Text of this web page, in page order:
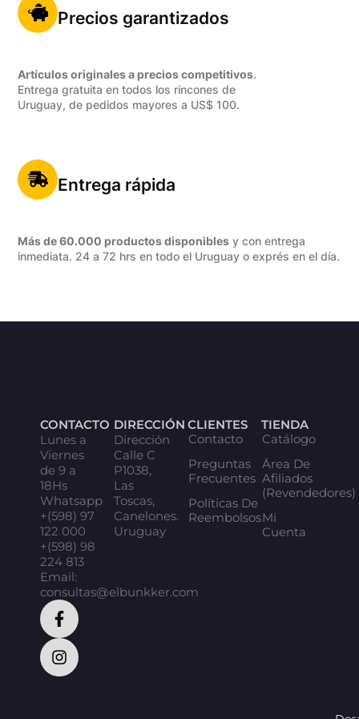
Precios garantizados
Artículos originales a precios competitivos.
Entrega gratuita en todos los rincones de
Uruguay, de pedidos mayores a US$ 100.
Entrega rápida
Más de 60.000 productos disponibles y con entrega
inmediata. 24 a 72 hrs en todo el Uruguay o exprés en el día.
CONTACTO
Lunes a
Viernes
de 9 a
18Hs
Whatsapp
+(598) 97
122 000
+(598) 98
224 813
Email:
consultas@elbunkker.com
DIRECCIÓN
Dirección
Calle C
P1038,
Las
Toscas,
Canelones.
Uruguay
CLIENTES
Contacto
Preguntas
Frecuentes
Políticas De
Reembolsos
TIENDA
Catálogo
Área De
Afiliados
(Revendedores)
Mi
Cuenta